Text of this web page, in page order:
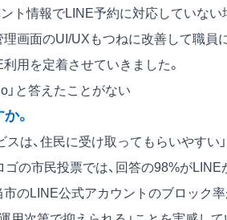
ント情報でLINE予約に対応していな
理画面のUI/UXもつねに改善して職員
用を定着させていきました。
」と答えたことがない
。
は、住民に受け取ってもらいやすい
ゴの市民投票では、回答の98%が
市のLINE公式アカウントのブロック